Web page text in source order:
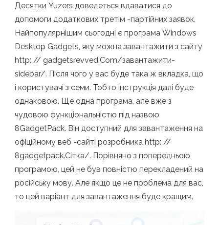
Десятки Yuzers доведеться вдаватися до
допомоги додаткових третім -партійних заявок.
Найпопулярнішим сьогодні є програма Windows
Desktop Gadgets, яку можна завантажити з сайту
http: // gadgetsrevved.Com/завантажити-
sidebar/. Після чого у вас буде така ж вкладка, що
і користувачі з семи. Тобто інструкція далі буде
однаковою. Ще одна програма, але вже з
чудовою функціональністю під назвою
8GadgetPack. Він доступний для завантаження на
офіційному веб -сайті розробника http: //
8gadgetpack.Сітка/. Порівняно з попередньою
програмою, цей не був повністю перекладений на
російську мову. Але якщо це не проблема для вас,
то цей варіант для завантаження буде кращим.